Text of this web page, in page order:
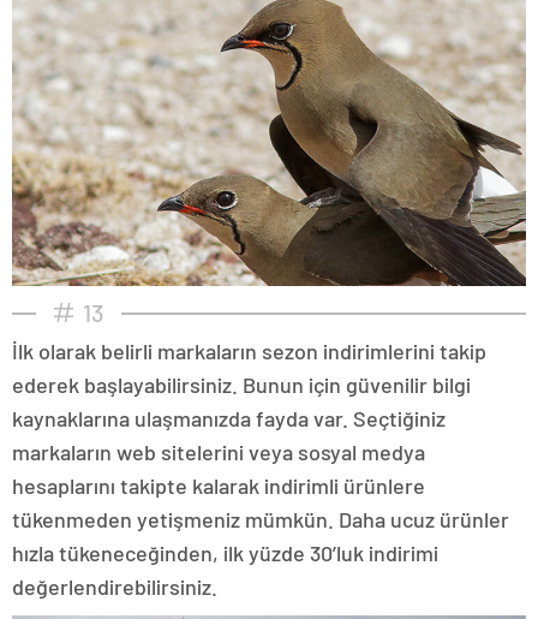
13
İlk olarak belirli markaların sezon indirimlerini takip
ederek başlayabilirsiniz. Bunun için güvenilir bilgi
kaynaklarına ulaşmanızda fayda var. Seçtiğiniz
markaların web sitelerini veya sosyal medya
hesaplarını takipte kalarak indirimli ürünlere
tükenmeden yetişmeniz mümkün. Daha ucuz ürünler
hızla tükeneceğinden, ilk yüzde 30’luk indirimi
değerlendirebilirsiniz.